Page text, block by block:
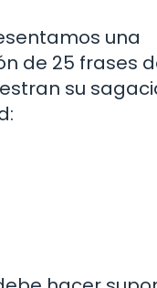
una
de 25 frases
su